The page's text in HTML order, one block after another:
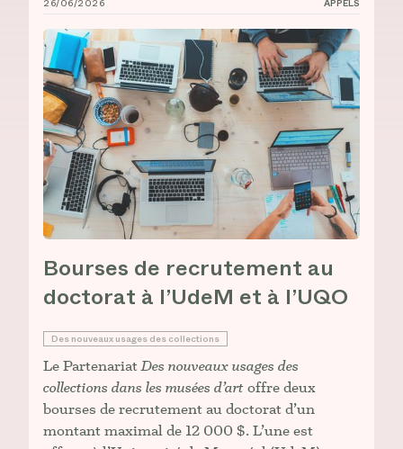
Bourses de recrutement au doctorat à l’UdeM et à
26/06/2026 APPELS
Bourses de recrutement au
doctorat à l’UdeM et à l’UQO
Des nouveaux usages des collections
Le PartenariatDes nouveaux usages des
collections dans les musées d’art offre deux
bourses de recrutement au doctorat d’un
montant maximal de 12 000 $. L’une est